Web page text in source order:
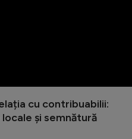
cu contribuabilii:
și semnătură